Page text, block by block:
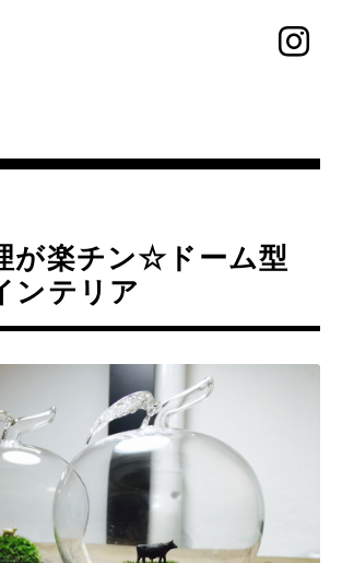
が楽チン☆ドーム型
ンテリア